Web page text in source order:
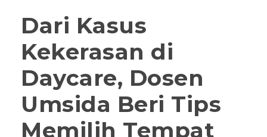
Dari Kasus
Kekerasan di
Daycare, Dosen
Umsida Beri Tips
Memilih Tempat